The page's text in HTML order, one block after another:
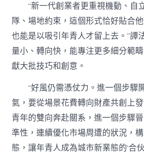
“新一代創業者更重視機動、自
隊、場地約束，這個形式恰好貼合
也能是以吸引年青人才留上去。”譚
量小、轉向快，能專注更多細分範
獻大批技巧和創意。
“好風仍需憑仗力。進一個步驟
氣，要從場景花費轉向財產共創上
青年的雙向奔赴關系，進一個步驟
準性，連續優化市場周遭的狀況，
態，讓年青人成為城市新業態的‘合